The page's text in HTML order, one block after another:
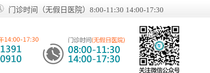
门诊时间（无假日医院）8:00-11:30 14:00-17:30